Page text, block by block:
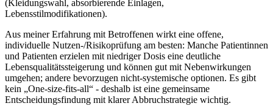
(Kleidungswahl, absorbierende Einlagen,
Lebensstilmodifikationen).
Aus meiner Erfahrung mit Betroffenen wirkt eine offene,
‌individuelle Nutzen‑/Risikoprüfung am besten: Manche Patientinnen
und Patienten erzielen mit niedriger Dosis‍ eine deutliche
Lebensqualitätssteigerung und können gut ‌mit Nebenwirkungen
umgehen; andere bevorzugen nicht‑systemische​ optionen. Es gibt​
kein „One‑size‑fits‑all“ ⁤- deshalb ist eine gemeinsame
Entscheidungsfindung⁣ mit klarer Abbruchstrategie wichtig.